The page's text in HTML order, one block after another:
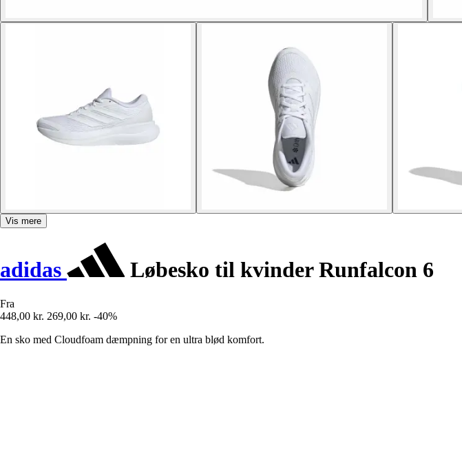
Vis mere
adidas Løbesko til kvinder Runfalcon 6
Fra
448,00 kr. 269,00 kr. -40%
En sko med Cloudfoam dæmpning for en ultra blød komfort.